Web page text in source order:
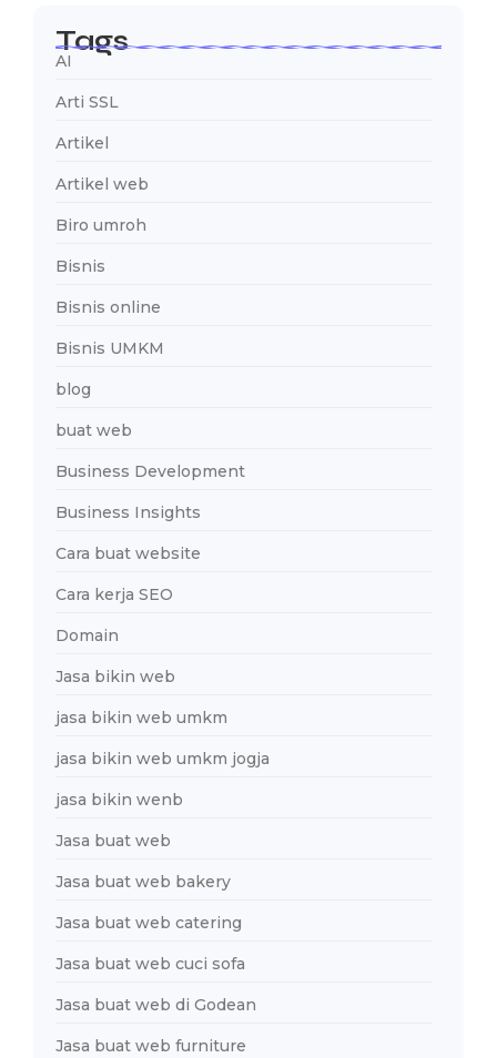
Tags
AI
Arti SSL
Artikel
Artikel web
Biro umroh
Bisnis
Bisnis online
Bisnis UMKM
blog
buat web
Business Development
Business Insights
Cara buat website
Cara kerja SEO
Domain
Jasa bikin web
jasa bikin web umkm
jasa bikin web umkm jogja
jasa bikin wenb
Jasa buat web
Jasa buat web bakery
Jasa buat web catering
Jasa buat web cuci sofa
Jasa buat web di Godean
Jasa buat web furniture